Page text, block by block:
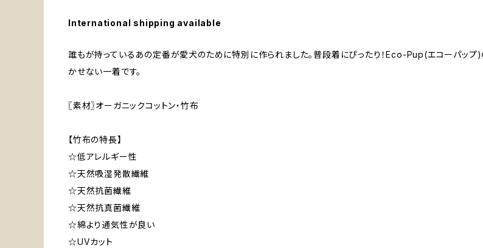
International shipping available
誰もが持っているあの定番が愛犬のために特別に作られました。普段着にぴったり！Eco-Pup(エコーパッ
かせない一着です。
〖素材〗オーガニックコットン・竹布
【竹布の特長】
☆低アレルギー性
☆天然吸湿発散繊維
☆天然抗菌繊維
☆天然抗真菌繊維
☆綿より通気性が良い
☆UVカット